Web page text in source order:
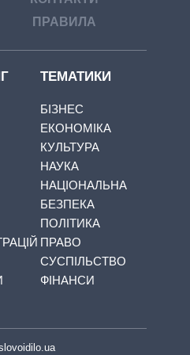
ПРАВИЛА
ТЕМАТИКИ
БІЗНЕС
ЕКОНОМІКА
КУЛЬТУРА
НАУКА
НАЦІОНАЛЬНА
БЕЗПЕКА
ПОЛІТИКА
ПРАВО
СУСПІЛЬСТВО
ФІНАНСИ